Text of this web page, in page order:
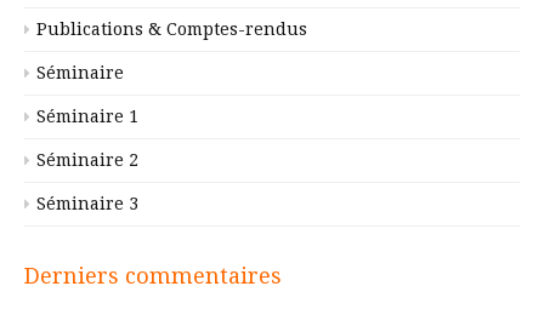
Publications & Comptes-rendus
Séminaire
Séminaire 1
Séminaire 2
Séminaire 3
Derniers commentaires